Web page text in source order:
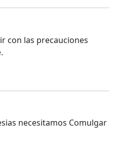
con las precauciones
necesitamos Comulgar